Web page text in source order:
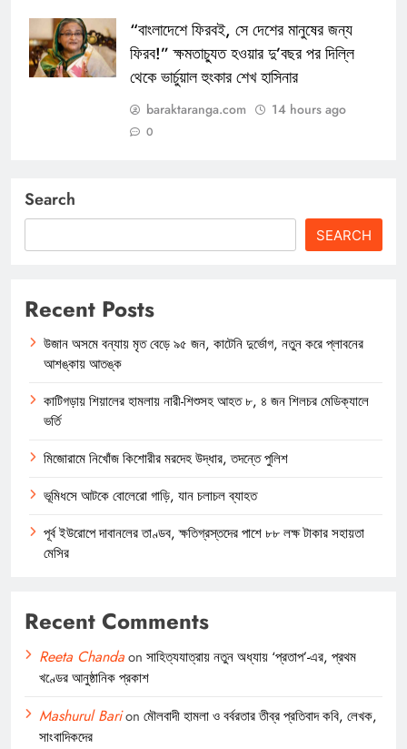
“বাংলাদেশে ফিরবই, সে দেশের মানুষের জন্য
ফিরব!” ক্ষমতাচ্যুত হওয়ার দু’বছর পর দিল্লি
থেকে ভার্চুয়াল হুংকার শেখ হাসিনার
baraktaranga.com 14 hours ago
0
Search
SEARCH
Recent Posts
উজান অসমে বন্যায় মৃত বেড়ে ৯৫ জন, কাটেনি দুর্ভোগ, নতুন করে প্লাবনের
আশঙ্কায় আতঙ্ক
কাটিগড়ায় শিয়ালের হামলায় নারী-শিশুসহ আহত ৮, ৪ জন শিলচর মেডিক্যালে
ভর্তি
মিজোরামে নিখোঁজ কিশোরীর মরদেহ উদ্ধার, তদন্তে পুলিশ
ভূমিধসে আটকে বোলেরো গাড়ি, যান চলাচল ব্যাহত
পূর্ব ইউরোপে দাবানলের তাণ্ডব, ক্ষতিগ্রস্তদের পাশে ৮৮ লক্ষ টাকার সহায়তা
মেসির
Recent Comments
Reeta Chandaon সাহিত্যযাত্রায় নতুন অধ্যায় ‘প্রতাপ’-এর, প্রথম
খণ্ডের আনুষ্ঠানিক প্রকাশ
Mashurul Barion মৌলবাদী হামলা ও বর্বরতার তীব্র প্রতিবাদ কবি, লেখক,
সাংবাদিকদের